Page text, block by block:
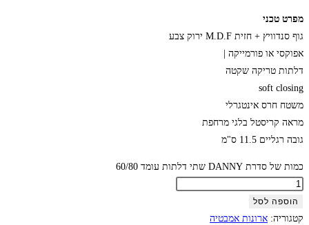
מפרט טכני
גוף סנדוויץ + חזית M.D.F ירוק צבע
אפוקסי או פורמייקה |
דלתות טריקה שקטה
soft closing
משטח חרס אינטגרלי
מראה קריסטל בלגי מרחפת
גובה רגליים 11.5 ס"מ
כמות של סדרת DANNY שתי דלתות עומד 60/80
הוספה לסל
קטגוריה: ארונות אמבטיה